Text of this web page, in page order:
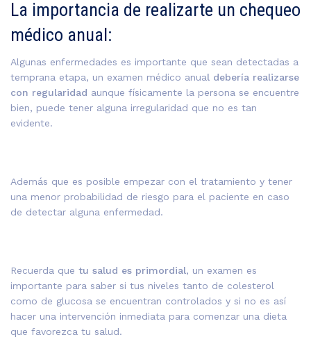
La importancia de realizarte un chequeo
médico anual:
Algunas enfermedades es importante que sean detectadas a
temprana etapa, un examen médico anual debería realizarse
con regularidad aunque físicamente la persona se encuentre
bien, puede tener alguna irregularidad que no es tan
evidente.
Además que es posible empezar con el tratamiento y tener
una menor probabilidad de riesgo para el paciente en caso
de detectar alguna enfermedad.
Recuerda que tu salud es primordial, un examen es
importante para saber si tus niveles tanto de colesterol
como de glucosa se encuentran controlados y si no es así
hacer una intervención inmediata para comenzar una dieta
que favorezca tu salud.